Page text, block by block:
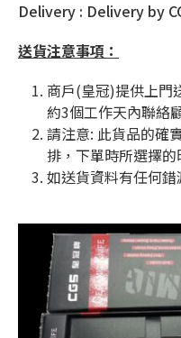
Delivery : Delivery by
送貨注意事項：
商戶(皇冠)提供上門
約3個工作天內聯絡
請注意: 此貨品的確
排，下單時所選擇
如送貨資料有任何